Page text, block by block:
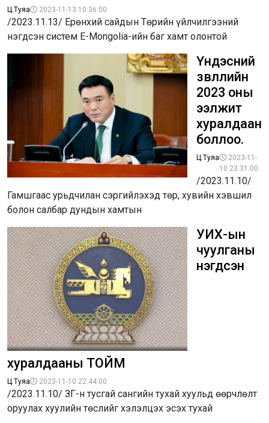
Ц.Туяа 2023-11-13 10:36:00
/2023.11.13/ Ерөнхий сайдын Төрийн үйлчилгээний
нэгдсэн систем E-Mongolia-ийн баг хамт олонтой
Үндэсний
зөвлөлийн
2023 оны
ээлжит
хуралдаан
боллоо.
Ц.Туяа
2023-11-
10 23:31:00
/2023.11.10/
Гамшгаас урьдчилан сэргийлэхэд төр, хувийн хэвшил
болон салбар дундын хамтын
УИХ-ын
чуулганы
нэгдсэн
хуралдааны ТОЙМ
Ц.Туяа 2023-11-10 22:44:00
/2023.11.10/ ЗГ-н тусгай сангийн тухай хуульд өөрчлөлт
оруулах хуулийн төслийг хэлэлцэх эсэх тухай